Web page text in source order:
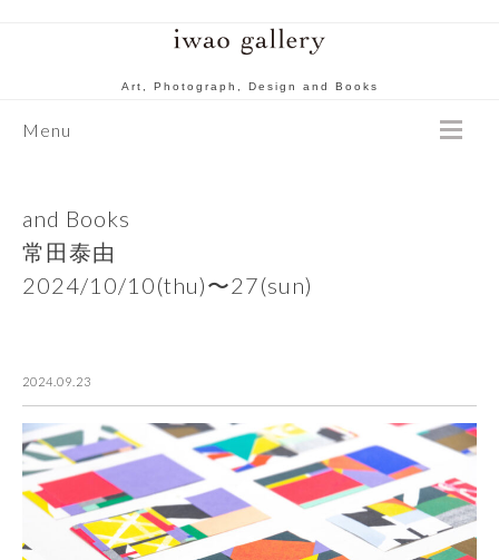
Art, Photograph, Design and Books
Menu
and Books
常田泰由
2024/10/10(thu)〜27(sun)
2024.09.23